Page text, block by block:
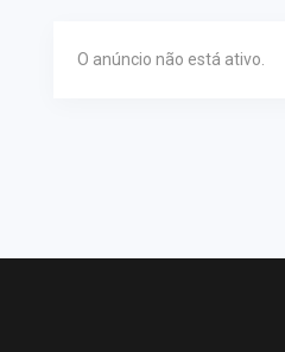
O anúncio não está ativo.